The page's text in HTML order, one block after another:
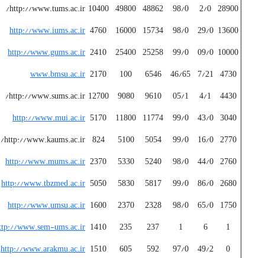
28900
2/0
98/0
48862
49800
10400
http://www.tums.ac.ir/
13600
29/0
98/0
15734
16000
4760
http://www.iums.ac.ir
10000
09/0
99/0
25258
25400
2410
http://www.gums.ac.ir
4730
7/21
46/65
6546
100
2170
www.bmsu.ac.ir
4430
4/1
05/1
9610
9080
12700
http://www.sums.ac.ir/
3040
43/0
99/0
11774
11800
5170
http://www.mui.ac.ir
2770
16/0
99/0
5054
5100
824
http://www.kaums.ac.ir/
2760
44/0
98/0
5240
5330
2370
http://www.mums.ac.ir
2680
86/0
99/0
5817
5830
5050
http://www.tbzmed.ac.ir
1750
65/0
98/0
2328
2370
1600
http://www.umsu.ac.ir
1
6
1
237
235
1410
www.sem-ums.ac.ir
0
49/2
97/0
592
605
1510
http://www.arakmu.ac.ir